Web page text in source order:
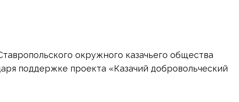
окружного казачьего общества
поддержке проекта «Казачий добровольческий